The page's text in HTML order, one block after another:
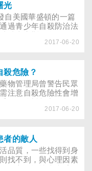
藉此讓恐懼徹底消失
光
自美國華盛頓的一篇
過青少年自殺防治法
神病（躁鬱症），於
2017-06-20
殺危險？
物管理局曾警告民眾
注意自殺危險性會增
2017-06-20
者的敵人
品質，一些找得到身
找不到，與心理因素